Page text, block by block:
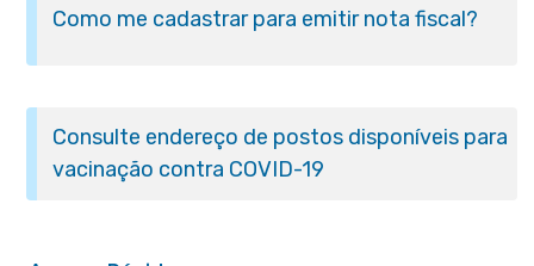
Como me cadastrar para emitir nota fiscal?
Consulte endereço de postos disponíveis para
vacinação contra COVID-19